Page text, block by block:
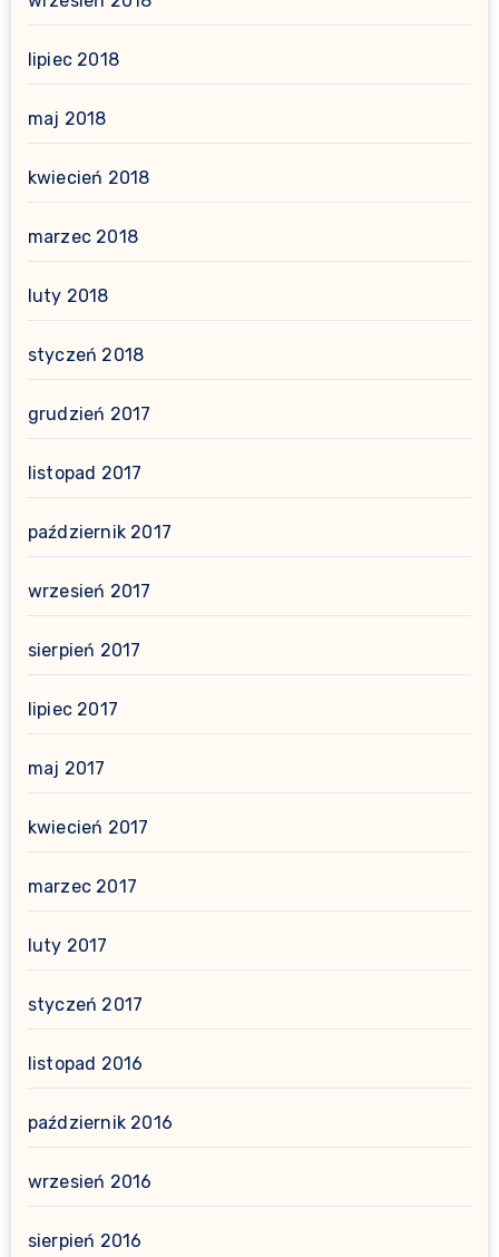
lipiec 2018
maj 2018
kwiecień 2018
marzec 2018
luty 2018
styczeń 2018
grudzień 2017
listopad 2017
październik 2017
wrzesień 2017
sierpień 2017
lipiec 2017
maj 2017
kwiecień 2017
marzec 2017
luty 2017
styczeń 2017
listopad 2016
październik 2016
wrzesień 2016
sierpień 2016